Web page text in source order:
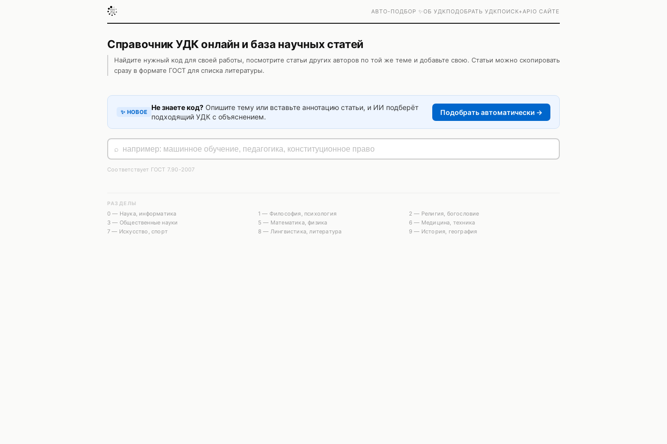
АВТО-ПОДБОР ✨ОБ УДКПОДОБРАТЬ УДКПОИСК+APIО САЙТЕ
Справочник УДК онлайн и база научных статей
Найдите нужный код для своей работы, посмотрите статьи других авторов по той же теме и добавьте свою. Статьи можно скопировать
сразу в формате ГОСТ для списка литературы.
✨ НОВОЕ
Не знаете код? Опишите тему или вставьте аннотацию статьи, и ИИ подберёт
подходящий УДК с объяснением.
Подобрать автоматически →
⌕
Соответствует ГОСТ 7.90-2007
РАЗДЕЛЫ
0 — Наука, информатика 1 — Философия, психология
2 — Религия, богословие
3 — Общественные науки
5 — Математика, физика
6 — Медицина, техника
7 — Искусство, спорт
8 — Лингвистика, литература 9 — История, география